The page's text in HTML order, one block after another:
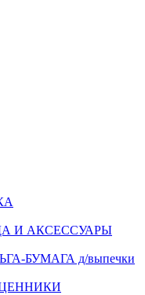
И АКСЕССУАРЫ
БУМАГА д/выпечки